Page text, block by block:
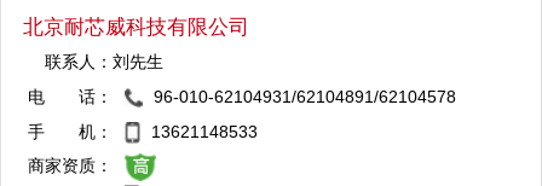
北京耐芯威科技有限公司
联系人：刘先生
QQ：2880824479
复制
电 话：
96-010-62104931/62104891/62104578
手 机：
13621148533
商家资质：